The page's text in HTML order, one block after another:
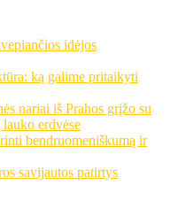
idėjos
ką galime pritaikyti
nariai iš Prahos grįžo su
erdvėse
bendruomeniškumą ir
savijautos patirtys